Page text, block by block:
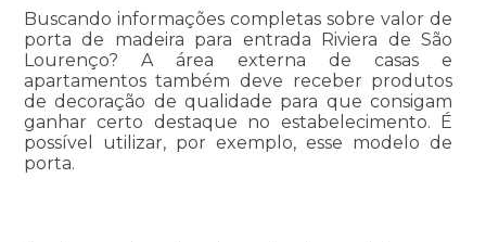
Buscando informações completas sobre valor de
porta de madeira para entrada Riviera de São
Lourenço? A área externa de casas e
apartamentos também deve receber produtos
de decoração de qualidade para que consigam
ganhar certo destaque no estabelecimento. É
possível utilizar, por exemplo, esse modelo de
porta.